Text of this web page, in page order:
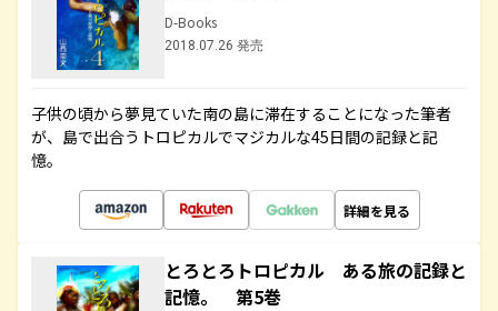
D-Books
2018.07.26 発売
子供の頃から夢見ていた南の島に滞在することになった筆者
が、島で出合うトロピカルでマジカルな45日間の記録と記
憶。
詳細を見る
とろとろトロピカル ある旅の記録と
記憶。 第5巻